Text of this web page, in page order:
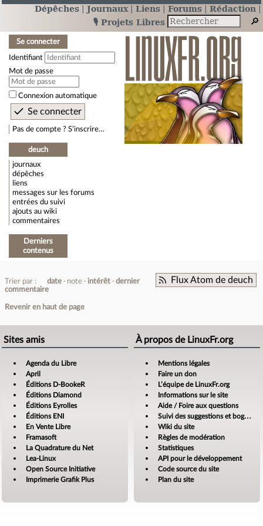
Dépêches Journaux Liens Forums
Rédaction
🎙️ Projets Libres
Se connecter
Identifiant
Mot de passe
Connexion automatique
Pas de compte ? S’inscrire…
deuch
journaux
dépêches
liens
messages sur les forums
entrées du suivi
ajouts au wiki
commentaires
Derniers
contenus
Flux Atom de deuch
Trier par : date note intérêt
dernier
commentaire
Revenir en haut de page
Sites amis
Agenda du Libre
April
Éditions D-BookeR
Éditions Diamond
Éditions Eyrolles
Éditions ENI
En Vente Libre
Framasoft
La Quadrature du Net
Lea-Linux
Open Source Initiative
Imprimerie Grafik Plus
À propos de LinuxFr.org
Mentions légales
Faire un don
L’équipe de LinuxFr.org
Informations sur le site
Aide / Foire aux questions
Suivi des suggestions et bogues
Wiki du site
Règles de modération
Statistiques
API pour le développement
Code source du site
Plan du site